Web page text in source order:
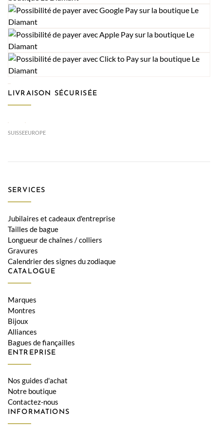
LIVRAISON SÉCURISÉE
SUISSEEUROPE
SERVICES
Jubilaires et cadeaux d'entreprise
Tailles de bague
Longueur de chaînes / colliers
Gravures
Calendrier des signes du zodiaque
CATALOGUE
Marques
Montres
Bijoux
Alliances
Bagues de fiançailles
ENTREPRISE
Nos guides d'achat
Notre boutique
Contactez-nous
INFORMATIONS